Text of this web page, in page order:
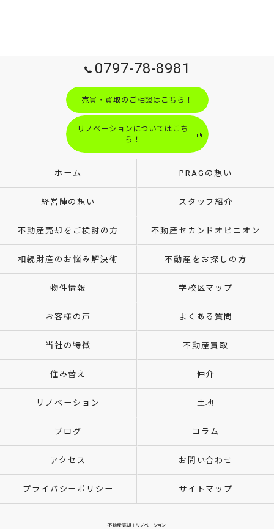
0797-78-8981
売買・買取のご相談はこちら！
リノベーションについてはこち
ら！
ホーム PRAGの想い
経営陣の想い スタッフ紹介
不動産売却をご検討の方 不動産セカンドオピニオン
相続財産のお悩み解決術 不動産をお探しの方
物件情報 学校区マップ
お客様の声 よくある質問
当社の特徴 不動産買取
住み替え 仲介
リノベーション 土地
ブログ コラム
アクセス お問い合わせ
プライバシーポリシー サイトマップ